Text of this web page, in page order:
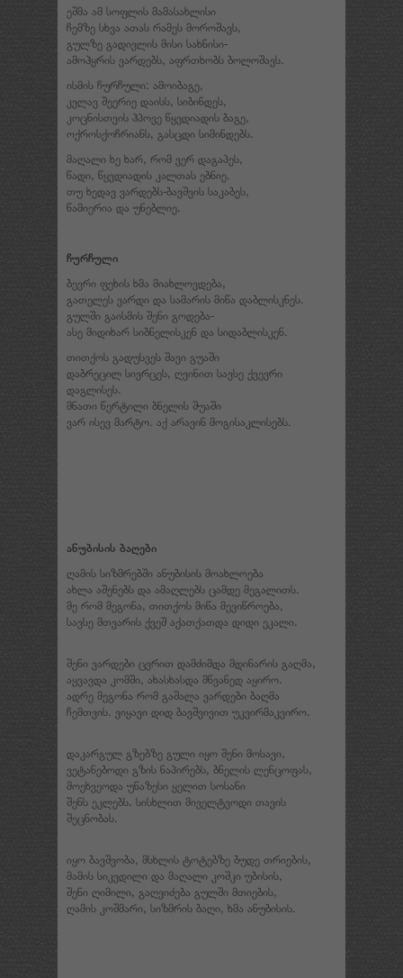
ეშმა ამ სოფლის მამასახლისი
ჩემზე სხვა ათას რამეს მოროშავს,
გულზე გადივლის მისი სახნისი-
ამოჰყრის ვარდებს, აფრთხობს ბოლოშავს.
ისმის ჩურჩული: ამოიბაგე,
კვლავ შეერიე დაისს, სიბინდეს,
კოცნისთვის ჰპოვე წყვდიადის ბაგე,
ოქროსქოჩრიანს, გასცდი სიმინდებს.
მაღალი ხე ხარ, რომ ვერ დაგაპეს,
წადი, წყვდიადის კალთას ებნიე.
თუ ხედავ ვარდებს-ბავშვის საკაბეს,
წამიერია და უნებლიე.
ჩურჩული
ბევრი ფეხის ხმა მიახლოვდება,
გათელეს ვარდი და სამარის მიწა დაბლისკნეს.
გულში გაისმის შენი გოდება-
ასე მიდიხარ სიბნელისკენ და სიდაბლისკენ.
თითქოს გადუსვეს შავი გუაში
დაბრეცილ სივრცეს, ღვინით სავსე ქვევრი
დაგლისეს.
მნათი წერტილი ბნელის შუაში
ვარ ისევ მარტო. აქ არავინ მოგისაკლისებს.
ანუბისის ბაღები
ღამის სიზმრებში ანუბისის მოახლოება
ახლა აშენებს და ამაღლებს ცამდე მეგალითს.
მე რომ მეგონა, თითქოს მიწა მევიწროება,
სავსე მთვარის ქვეშ აქათქათდა დიდი ეკალი.
შენი ვარდები ცვრით დამძიმდა მდინარის გაღმა,
აყვავდა კომში, ახასხასდა მწვანედ აყირო.
ადრე მეგონა რომ გაშალა ვარდები ბაღმა
ჩემთვის. ვიყავი დიდ ბავშვივით უკვირმაკვირო.
დაკარგულ გზებზე გული იყო შენი მოსავი,
ვეტანებოდი გზის ნაპირებს, ბნელის ლენცოფას,
მოეხვეოდა უნაზესი ყელით სოსანი
შენს ეკლებს. სისხლით მიველტვოდი თავის
შეცნობას.
იყო ბავშვობა, მსხლის ტოტებზე ბუდე თრიების,
მამის სიკვდილი და მაღალი კოშკი უბისის,
შენი ღიმილი, გაღვიძება გულში მთიების,
ღამის კოშმარი, სიზმრის ბაღი, ხმა ანუბისის.